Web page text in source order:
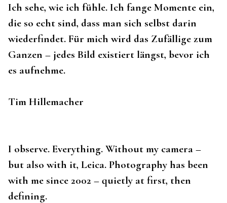
Ich sehe, wie ich fühle. Ich fange Momente ein,
die so echt sind, dass man sich selbst darin
wiederfindet. Für mich wird das Zufällige zum
Ganzen – jedes Bild existiert längst, bevor ich
es aufnehme.
Tim Hillemacher
I observe. Everything. Without my camera –
but also with it, Leica. Photography has been
with me since 2002 – quietly at first, then
defining.